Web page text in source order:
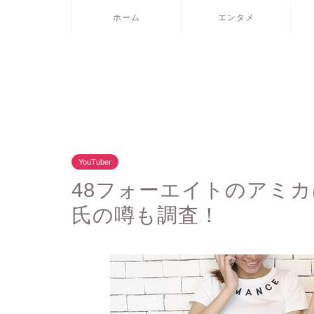
ホーム エンタメ
YouTuber
48フォーエイトのアミ
氏の噂も調査！